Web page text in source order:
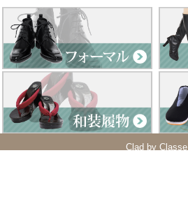
Clad by Classe